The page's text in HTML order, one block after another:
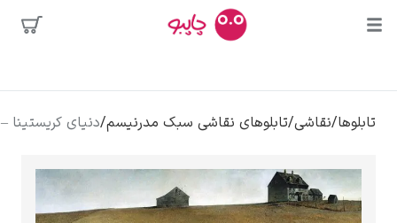
دالی
محبوب‌ترین
هنرمندان نقاشی/تابلوهای نقاشی سبک مدرنیسم/دنیای کریستینا – اندرو وایت